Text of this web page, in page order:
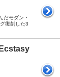
だモダン・
復刻した3